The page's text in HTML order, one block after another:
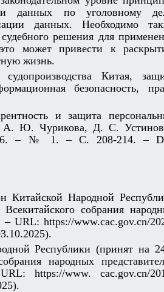
данных по уголовному
данных. Необходимо
решения для
может привести к
жизнь.
Китая,
безопасность,
и защита
/ А. Ю. Чурикова, Д. С.
– № 1. – С. 208-214. –
Китайской Народной
собрания
– URL: https://www.cac.gov.cn/
Республики (принят на
народных
https://www. cac.gov.cn/